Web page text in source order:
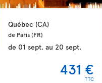
Québec (CA)
de Paris (FR)
de 01 sept. au 20 sept.
431 €
TTC